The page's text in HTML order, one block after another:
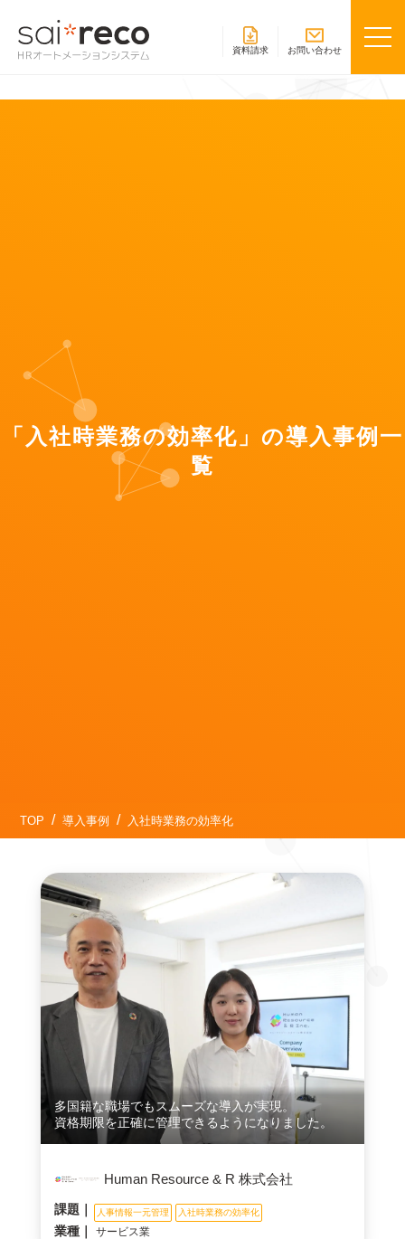
資料請求 お問い合わせ
「入社時業務の効率化」の導入事例一
覧
TOP 導入事例 入社時業務の効率化
多国籍な職場でもスムーズな導入が実現。
資格期限を正確に管理できるようになりました。
Human Resource & R 株式会社
課題｜ 人事情報一元管理 入社時業務の効率化
業種｜ サービス業